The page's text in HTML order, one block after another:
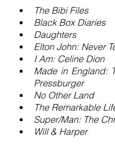
The Bibi Files
Black Box Diaries
Daughters
Elton John: Never
I Am: Celine Dion
Made in England:
Pressburger
No Other Land
The Remarkable
Super/Man: The
Will & Harper